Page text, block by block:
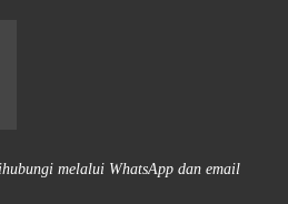
melalui WhatsApp dan email